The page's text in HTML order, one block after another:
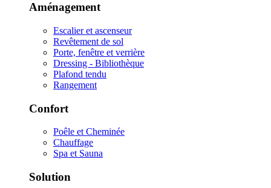
Aménagement
Escalier et ascenseur
Revêtement de sol
Porte, fenêtre et verrière
Dressing - Bibliothèque
Plafond tendu
Rangement
Confort
Poêle et Cheminée
Chauffage
Spa et Sauna
Solution